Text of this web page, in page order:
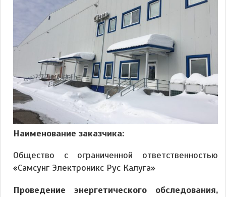
Наименование заказчика:
Общество с ограниченной ответственностью
«Самсунг Электроникс Рус Калуга»
Проведение энергетического обследования,